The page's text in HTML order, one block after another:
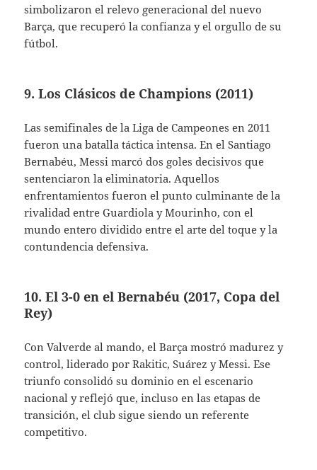
simbolizaron el relevo generacional del nuevo
Barça, que recuperó la confianza y el orgullo de su
fútbol.
9. Los Clásicos de Champions (2011)
Las semifinales de la Liga de Campeones en 2011
fueron una batalla táctica intensa. En el Santiago
Bernabéu, Messi marcó dos goles decisivos que
sentenciaron la eliminatoria. Aquellos
enfrentamientos fueron el punto culminante de la
rivalidad entre Guardiola y Mourinho, con el
mundo entero dividido entre el arte del toque y la
contundencia defensiva.
10. El 3-0 en el Bernabéu (2017, Copa del
Rey)
Con Valverde al mando, el Barça mostró madurez y
control, liderado por Rakitic, Suárez y Messi. Ese
triunfo consolidó su dominio en el escenario
nacional y reflejó que, incluso en las etapas de
transición, el club sigue siendo un referente
competitivo.